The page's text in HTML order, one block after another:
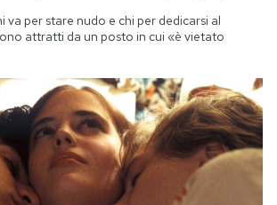
va per stare nudo e chi per dedicarsi al
attratti da un posto in cui «è vietato